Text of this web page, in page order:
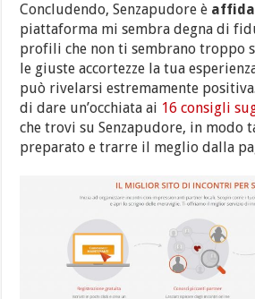
Concludendo, Senzapudore è
piattaforma mi sembra degna di
profili che non ti sembrano troppo
le giuste accortezze la tua
può rivelarsi estremamente
di dare un’occhiata ai 16 consigli
che trovi su Senzapudore, in modo
preparato e trarre il meglio dalla